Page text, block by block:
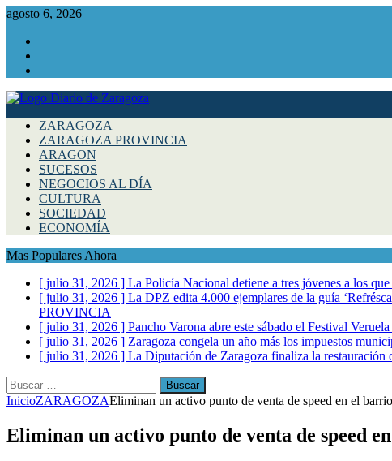
agosto 6, 2026
ZARAGOZA
ZARAGOZA PROVINCIA
ARAGON
SUCESOS
NEGOCIOS AL DÍA
CULTURA
SOCIEDAD
ECONOMÍA
Mas Populares Ahora
[ julio 31, 2026 ] La Policía Nacional detiene a tres jóvenes a los
[ julio 31, 2026 ] La DPZ edita 4.000 ejemplares de la guía
PROVINCIA
[ julio 31, 2026 ] Pancho Varona abre este sábado el Festival
[ julio 31, 2026 ] Zaragoza congela un año más los impuestos
[ julio 31, 2026 ] La Diputación de Zaragoza finaliza la restauración
Buscar:
InicioZARAGOZAEliminan un activo punto de venta de speed en el
Eliminan un activo punto de venta de speed